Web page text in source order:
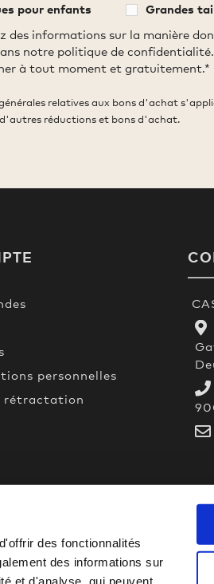
des fonctionnalités
des informations sur
et d'analyse, qui peuvent
pour enfants
Grandes
des informations sur la manière
notre politique de
à tout moment et gratuitement.*
relatives aux bons d'achat
réductions et bons d'achat.
personnelles
rétractation